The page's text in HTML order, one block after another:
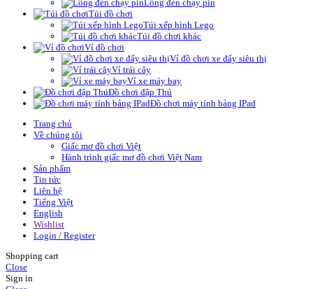
Lồng đèn chạy pin
Túi đồ chơi
Túi xếp hình Lego
Túi đồ chơi khác
Vỉ đồ chơi
Vỉ đồ chơi xe đẩy siêu thị
Vỉ trái cây
Vỉ xe máy bay
Đồ chơi đập Thú
Đồ chơi máy tính bảng IPad
Trang chủ
Về chúng tôi
Giấc mơ đồ chơi Việt
Hành trình giấc mơ đồ chơi Việt Nam
Sản phẩm
Tin tức
Liên hệ
Tiếng Việt
English
Wishlist
Login / Register
Shopping cart
Close
Sign in